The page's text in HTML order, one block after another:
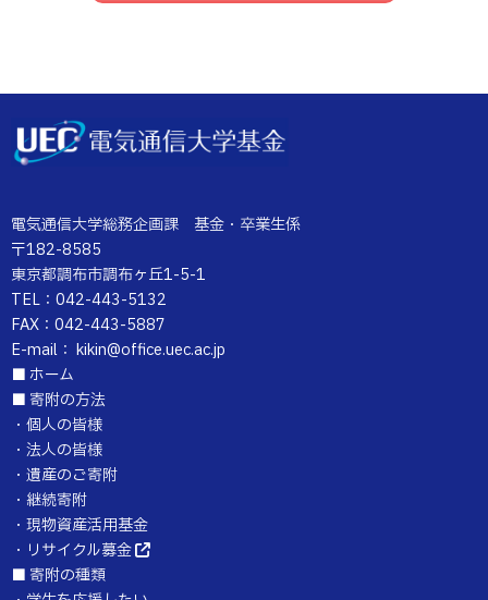
電気通信大学総務企画課 基金・卒業生係
〒182-8585
東京都調布市調布ヶ丘1-5-1
TEL：042-443-5132
FAX：042-443-5887
E-mail： kikin@office.uec.ac.jp
■ ホーム
■ 寄附の方法
・ 個人の皆様
・ 法人の皆様
・ 遺産のご寄附
・ 継続寄附
・ 現物資産活用基金
・ リサイクル募金
■ 寄附の種類